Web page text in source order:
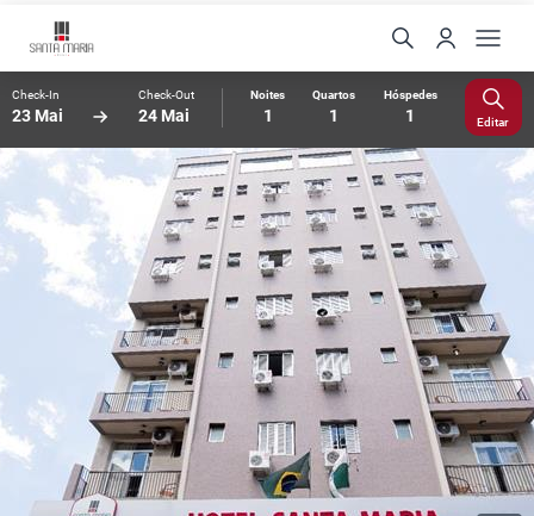
Check-In
23 Mai
Check-Out
24 Mai
Noites
1
Quartos
1
Hóspedes
1 Editar